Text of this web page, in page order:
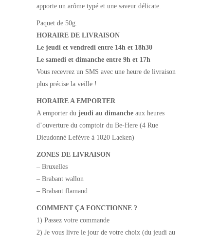
apporte un arôme typé et une saveur délicate.
Paquet de 50g.
HORAIRE DE LIVRAISON
Le jeudi et vendredi entre 14h et 18h30
Le samedi et dimanche entre 9h et 17h
Vous recevrez un SMS avec une heure de livraison
plus précise la veille !
HORAIRE A EMPORTER
A emporter du jeudi au dimanche aux heures
d’ouverture du comptoir du Be-Here (4 Rue
Dieudonné Lefèvre à 1020 Laeken)
ZONES DE LIVRAISON
– Bruxelles
– Brabant wallon
– Brabant flamand
COMMENT ÇA FONCTIONNE ?
1) Passez votre commande
2) Je vous livre le jour de votre choix (du jeudi au